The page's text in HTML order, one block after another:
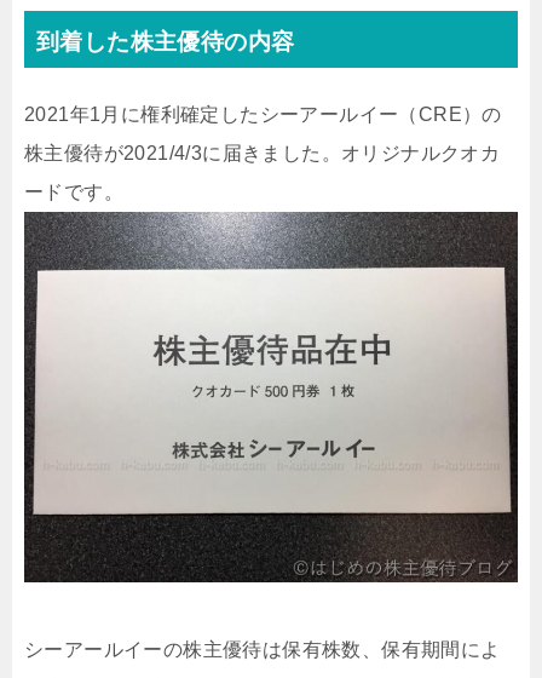
到着した株主優待の内容
2021年1月に権利確定したシーアールイー（CRE）の
株主優待が2021/4/3に届きました。オリジナルクオカ
ードです。
シーアールイーの株主優待は保有株数、保有期間によ